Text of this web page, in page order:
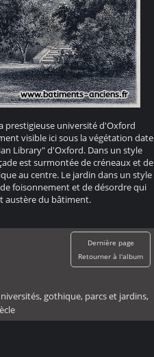
prestigieuse université d'Oxford
visible ici sous la végétation date
Library" d'Oxford. Dans un style
est surmontée de créneaux et de
au centre. Le jardin dans un style
foisonnement et de désordre qui
austère du bâtiment.
Dernière page
Retourner à l'album
, gothique, parcs et jardins,